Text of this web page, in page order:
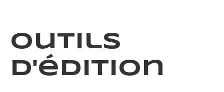
Outils
d'édition